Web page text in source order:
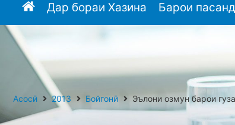
Дар бораи Хазина Барои
Асосӣ 2013 Бойгонӣ Эълони озмун барои